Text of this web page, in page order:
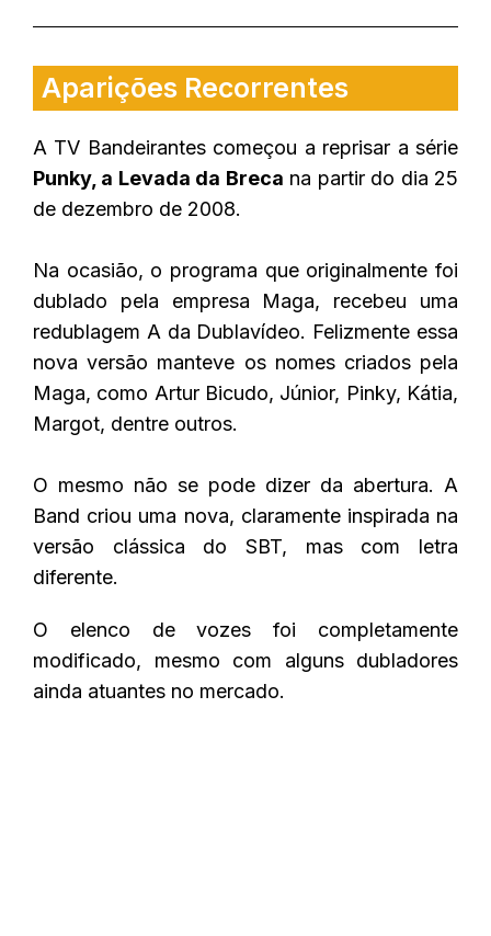
Aparições Recorrentes
A TV Bandeirantes começou a reprisar a série
Punky, a Levada da Breca na partir do dia 25
de dezembro de 2008.
Na ocasião, o programa que originalmente foi
dublado pela empresa Maga, recebeu uma
redublagem A da Dublavídeo. Felizmente essa
nova versão manteve os nomes criados pela
Maga, como Artur Bicudo, Júnior, Pinky, Kátia,
Margot, dentre outros.
O mesmo não se pode dizer da abertura. A
Band criou uma nova, claramente inspirada na
versão clássica do SBT, mas com letra
diferente.
O elenco de vozes foi completamente
modificado, mesmo com alguns dubladores
ainda atuantes no mercado.